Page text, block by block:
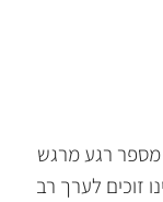
מספר רגע מרגש
זוכים לערך רב